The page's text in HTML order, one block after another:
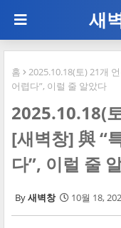
새
홈
2025.10.18(토) 21개
어렵다”, 이럴 줄 알았다
2025.10.18(
[새벽창] 與 “
다”, 이럴 줄
새벽창 10월 18,